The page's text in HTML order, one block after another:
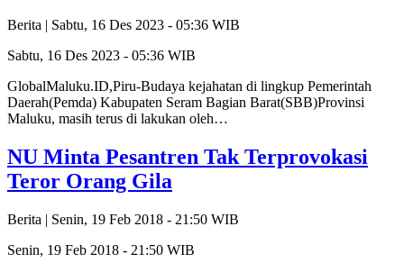
Berita | Sabtu, 16 Des 2023 - 05:36 WIB
Sabtu, 16 Des 2023 - 05:36 WIB
GlobalMaluku.ID,Piru-Budaya kejahatan di lingkup Pemerintah
Daerah(Pemda) Kabupaten Seram Bagian Barat(SBB)Provinsi
Maluku, masih terus di lakukan oleh…
NU Minta Pesantren Tak Terprovokasi
Teror Orang Gila
Berita | Senin, 19 Feb 2018 - 21:50 WIB
Senin, 19 Feb 2018 - 21:50 WIB